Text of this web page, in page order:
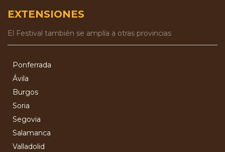
EXTENSIONES
El Festival también se amplía a otras provincias
Ponferrada
Ávila
Burgos
Soria
Segovia
Salamanca
Valladolid